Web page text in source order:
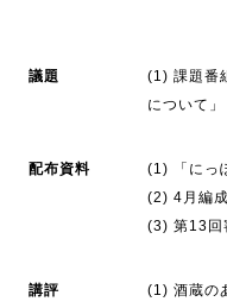
議題
(1) 課題番
について」
配布資料
(1) 「にっ
(2) 4月編
(3) 第13回
講評
(1) 酒蔵の